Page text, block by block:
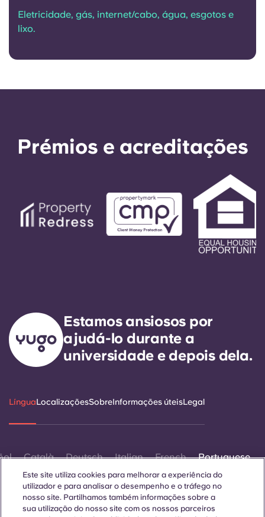
Eletricidade, gás, internet/cabo, água, esgotos e
lixo.
Prémios e acreditações
Estamos ansiosos por
ajudá-lo durante a
universidade e depois dela.
LínguaLocalizaçõesSobreInformações úteisLegal
Català Deutsch Italian French Portuguese
Este site utiliza cookies para melhorar a experiência do
utilizador e para analisar o desempenho e o tráfego no
nosso site. Partilhamos também informações sobre a
sua utilização do nosso site com os nossos parceiros